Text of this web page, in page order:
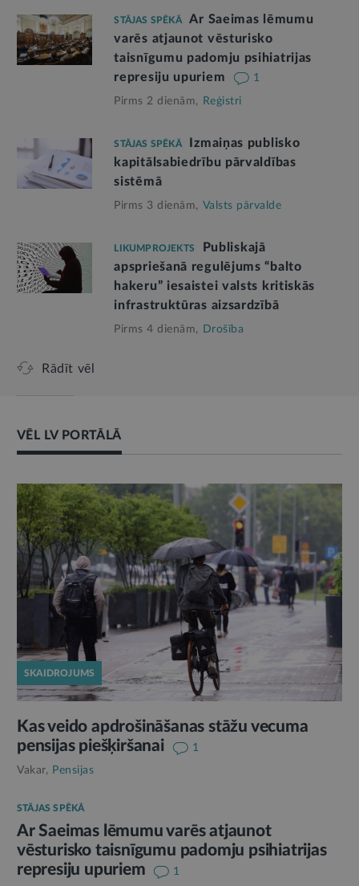
STĀJAS SPĒKĀ
Ar Saeimas lēmumu
varēs atjaunot vēsturisko
taisnīgumu padomju psihiatrijas
represiju upuriem
1
Pirms 2 dienām, Reģistri
STĀJAS SPĒKĀ
Izmaiņas publisko
kapitālsabiedrību pārvaldības
sistēmā
Pirms 3 dienām, Valsts pārvalde
LIKUMPROJEKTS
Publiskajā
apspriešanā regulējums “balto
hakeru” iesaistei valsts kritiskās
infrastruktūras aizsardzībā
Pirms 4 dienām, Drošība
Rādīt vēl
VĒL LV PORTĀLĀ
SKAIDROJUMS
Kas veido apdrošināšanas stāžu vecuma
pensijas piešķiršanai
1
Vakar, Pensijas
STĀJAS SPĒKĀ
Ar Saeimas lēmumu varēs atjaunot
vēsturisko taisnīgumu padomju psihiatrijas
represiju upuriem
1